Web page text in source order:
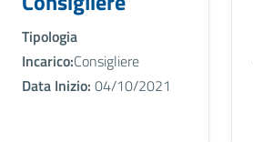
Tipologia
Incarico:Consigliere
Data Inizio: 04/10/2021